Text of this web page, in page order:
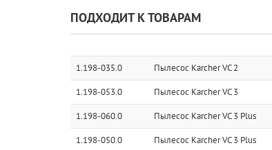
ПОДХОДИТ К ТОВАРАМ
1.198-035.0 Пылесос Karcher VC 2
1.198-053.0 Пылесос Karcher VC 3
1.198-060.0 Пылесос Karcher VC 3 Plus
1.198-050.0 Пылесос Karcher VC 3 Plus